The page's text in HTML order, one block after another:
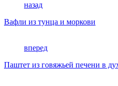
назад
Вафли из тунца и моркови
вперед
Паштет из говяжьей печени в